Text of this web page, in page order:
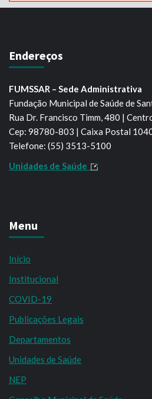
Endereços
FUMSSAR – Sede Administrativa
Fundação Municipal de Saúde de
Rua Dr. Francisco Timm, 480 |
Cep: 98780-803 | Caixa Postal
Telefone: (55) 3513-5100
Unidades de Saúde
Menu
Início
Institucional
COVID-19
Publicações Legais
Departamentos
Unidades de Saúde
NEP